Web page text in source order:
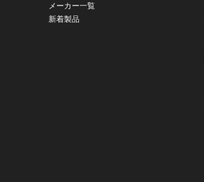
メーカー一覧
新着製品